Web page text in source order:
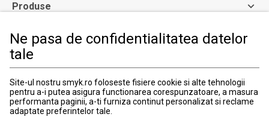
Ne pasa de confidentialitatea datelor
tale
Site-ul nostru smyk.ro foloseste fisiere cookie si alte tehnologii
pentru a-i putea asigura functionarea corespunzatoare, a masura
performanta paginii, a-ti furniza continut personalizat si reclame
adaptate preferintelor tale.
Produse
Informatii clienti
Informatii legale
Serviciul Relatii Clienti